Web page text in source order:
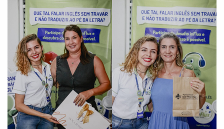
PEÇA UMA DEMONSTRAÇÃO DE MÉTODO
Desculpe!
Não encontramos nenhuma unidade
inFlux nesta cidade ou bairro que
você digitou.